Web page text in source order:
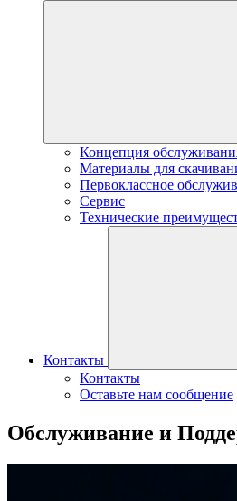
Концепция
Материалы для
Первоклассное
Сервис
Технические
Контакты
Контакты
Оставьте нам сообщение
Обслуживание и